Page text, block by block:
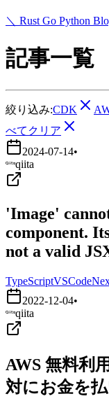
＼ Rust Go Python
記事一覧
絞り込み:CDK
べてクリア
2024-07-14•
qiita
'Image'
component.
not a valid
TypeScriptVSCode
2022-12-04•
qiita
AWS 無料利
対にお金を